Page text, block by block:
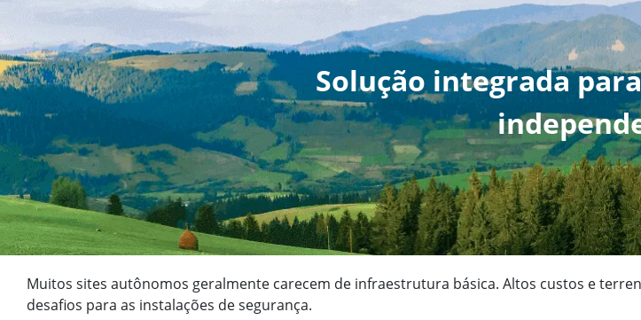
Solução integrada
Muitos sites autônomos geralmente carecem de infraestrutura básica. Altos custos e
desafios para as instalações de segurança.